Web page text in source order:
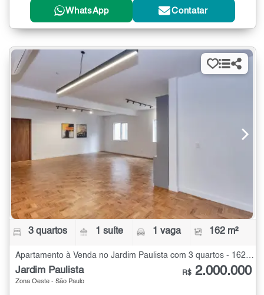
WhatsApp Contatar
3 quartos 1 suíte 1 vaga 162 m²
Apartamento à Venda no Jardim Paulista com 3 quartos - 162 m²
Jardim Paulista
Zona Oeste - São Paulo
R$ 2.000.000